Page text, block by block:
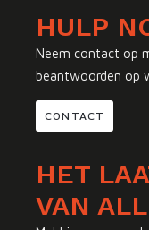
HULP
Neem contact op
beantwoorden op
CONTACT
HET
VAN